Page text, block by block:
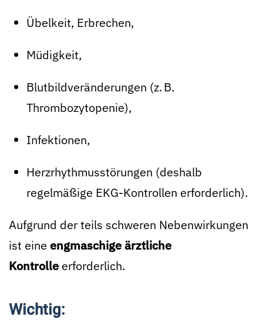
Übelkeit, Erbrechen,
Müdigkeit,
Blutbildveränderungen (z. B.
Thrombozytopenie),
Infektionen,
Herzrhythmusstörungen (deshalb
regelmäßige EKG-Kontrollen erforderlich).
Aufgrund der teils schweren Nebenwirkungen
ist eine engmaschige ärztliche
Kontrolle erforderlich.
Wichtig: